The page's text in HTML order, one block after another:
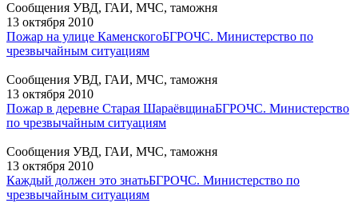
Сообщения УВД, ГАИ, МЧС, таможня
13 октября 2010
Пожар на улице КаменскогоБГРОЧС. Министерство по
чрезвычайным ситуациям
Сообщения УВД, ГАИ, МЧС, таможня
13 октября 2010
Пожар в деревне Старая ШараёвщинаБГРОЧС. Министерство
по чрезвычайным ситуациям
Сообщения УВД, ГАИ, МЧС, таможня
13 октября 2010
Каждый должен это знатьБГРОЧС. Министерство по
чрезвычайным ситуациям